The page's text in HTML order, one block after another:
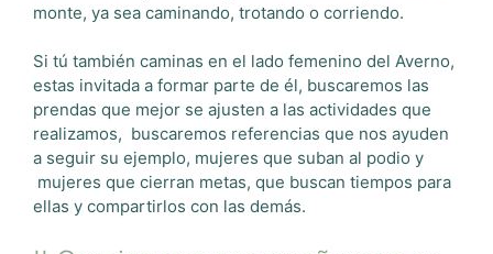
monte, ya sea caminando, trotando o corriendo.
Si tú también caminas en el lado femenino del Averno,
estas invitada a formar parte de él, buscaremos las
prendas que mejor se ajusten a las actividades que
realizamos, buscaremos referencias que nos ayuden
a seguir su ejemplo, mujeres que suban al podio y
mujeres que cierran metas, que buscan tiempos para
ellas y compartirlos con las demás.